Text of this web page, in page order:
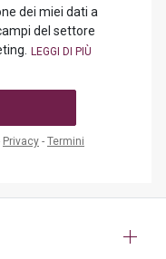
dei miei dati a
del settore
Privacy - Termini